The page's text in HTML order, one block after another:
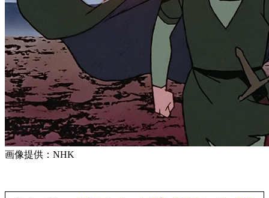
画像提供：NHK